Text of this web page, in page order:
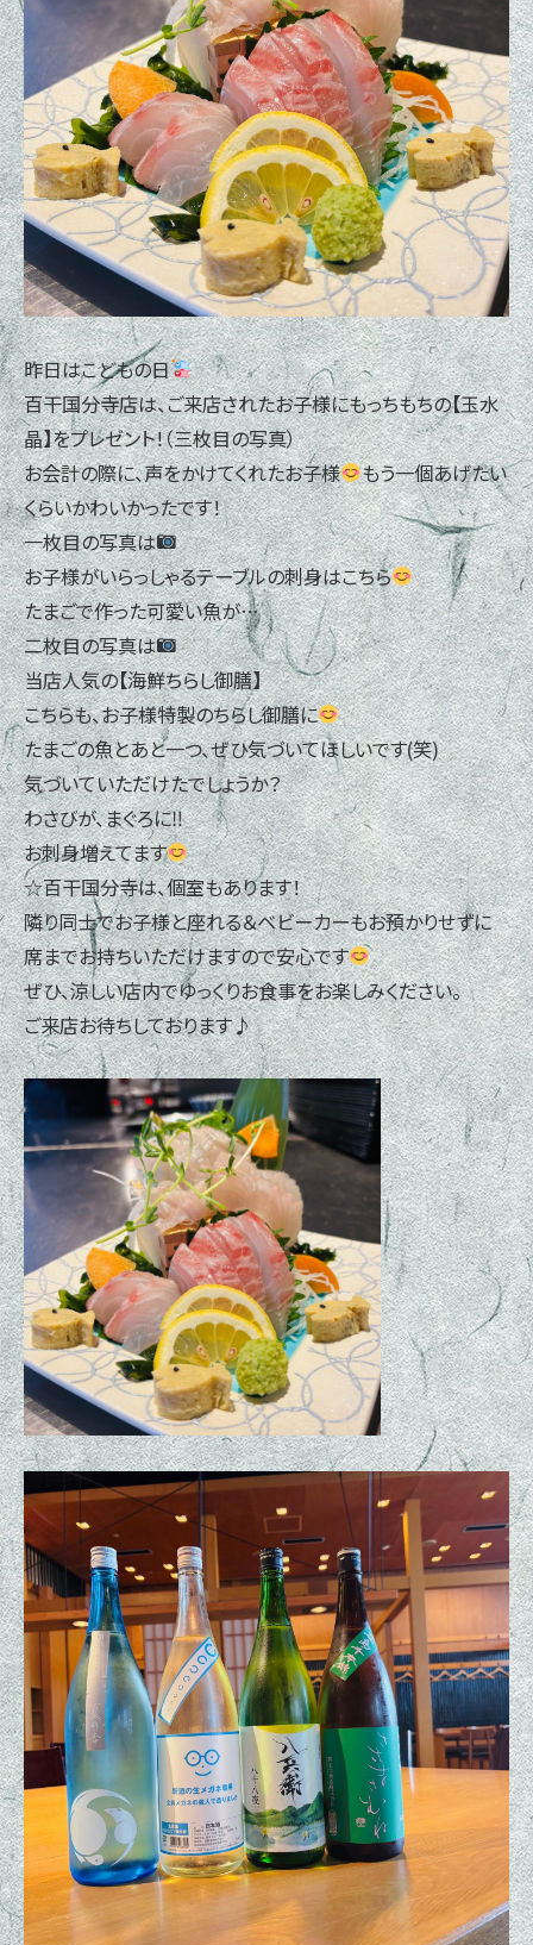
昨日はこどもの日
百干国分寺店は、ご来店されたお子様にもっちもちの【玉水
晶】をプレゼント！（三枚目の写真）
お会計の際に、声をかけてくれたお子様
もう一個あげたい
くらいかわいかったです！
一枚目の写真は
お子様がいらっしゃるテーブルの刺身はこちら
たまごで作った可愛い魚が…
二枚目の写真は
当店人気の【海鮮ちらし御膳】
こちらも、お子様特製のちらし御膳に
たまごの魚とあと一つ、ぜひ気づいてほしいです(笑)
気づいていただけたでしょうか？
わさびが、まぐろに‼
お刺身増えてます
☆百干国分寺は、個室もあります！
隣り同士でお子様と座れる＆ベビーカーもお預かりせずに
席までお持ちいただけますので安心です
ぜひ、涼しい店内でゆっくりお食事をお楽しみください。
ご来店お待ちしております♪